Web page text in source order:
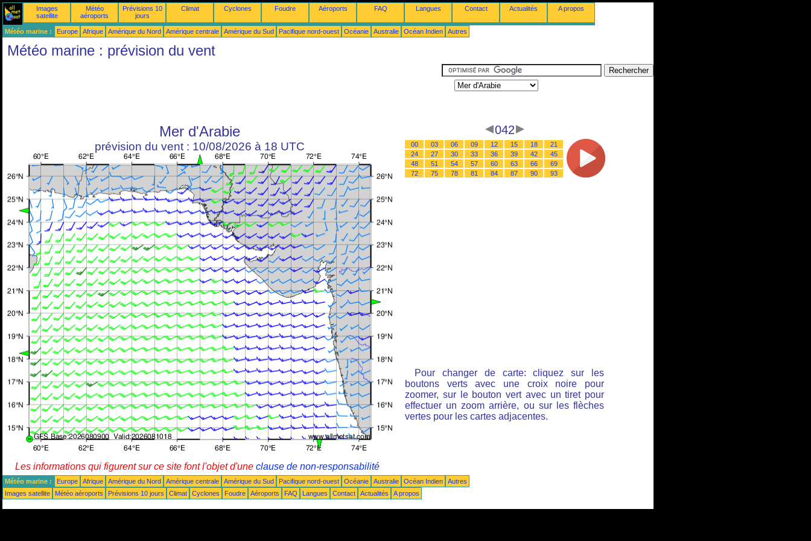
Images
satellite
Météo
aéroports
Prévisions 10
jours
Climat Cyclones Foudre Aéroports FAQ Langues Contact Actualités A propos
Météo marine : Europe Afrique Amérique du Nord Amérique centrale Amérique du Sud Pacifique nord-ouest Océanie Australie Océan Indien Autres
Météo marine : prévision du vent
Mer d'Arabie
prévision du vent : 10/08/2026 à 18 UTC
042
00 03 06 09 12 15 18
21
24
27 30 33 36 39 42
45
48
51 54 57 60 63 66
69
72
75 78 81 84 87 90 93
Pour changer de carte: cliquez sur les
boutons verts avec une croix noire pour
zoomer, sur le bouton vert avec un tiret pour
effectuer un zoom arrière, ou sur les flèches
vertes pour les cartes adjacentes.
Les informations qui figurent sur ce site font l'objet d'une clause de non-responsabilité
Météo marine : Europe Afrique Amérique du Nord Amérique centrale Amérique du Sud Pacifique nord-ouest Océanie Australie Océan Indien
Autres
Images satellite
Météo aéroports Prévisions 10 jours Climat Cyclones Foudre Aéroports FAQ Langues Contact Actualités A propos